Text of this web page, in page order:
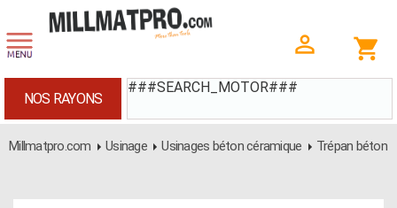
###SEARCH_MOTOR###
NOS RAYONS
Millmatpro.com Usinage Usinages béton céramique Trépan béton